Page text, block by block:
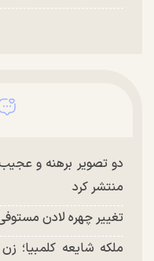
دو تصویر برهنه و
منتشر کرد
تغییر چهره لادن